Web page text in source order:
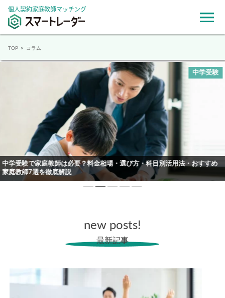
個人契約家庭教師マッチング
TOP コラム
中学受験
中学受験で家庭教師は必要？料金相場・選び方・科目別活用法・おすすめ
家庭教師7選を徹底解説
new posts!
最新記事